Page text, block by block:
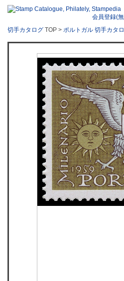
会員登録(
切手カタログ TOP > ポルトガル 切手カタ